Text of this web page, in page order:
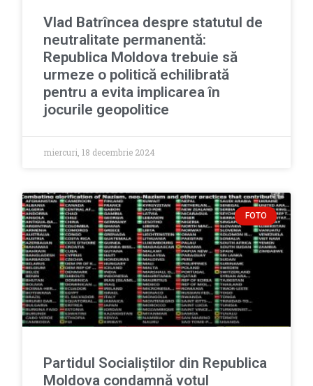
Vlad Batrîncea despre statutul de
neutralitate permanentă:
Republica Moldova trebuie să
urmeze o politică echilibrată
pentru a evita implicarea în
jocurile geopolitice
miercuri, 18 decembrie 2024
FOTO
Partidul Socialiștilor din Republica
Moldova condamnă votul